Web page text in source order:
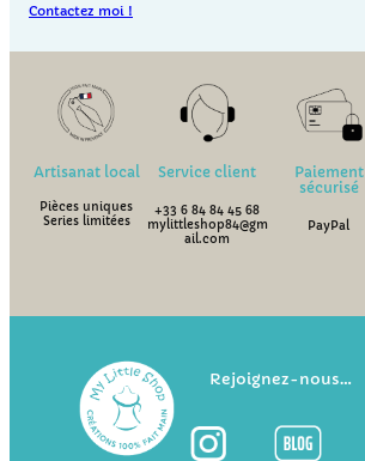
Contactez moi !
Artisanat local
Pièces uniques
Series limitées
Service client
+33 6 84 84 45 68
mylittleshop84@gm
ail.com
Paiement
sécurisé
PayPal
Rejoignez-nous…